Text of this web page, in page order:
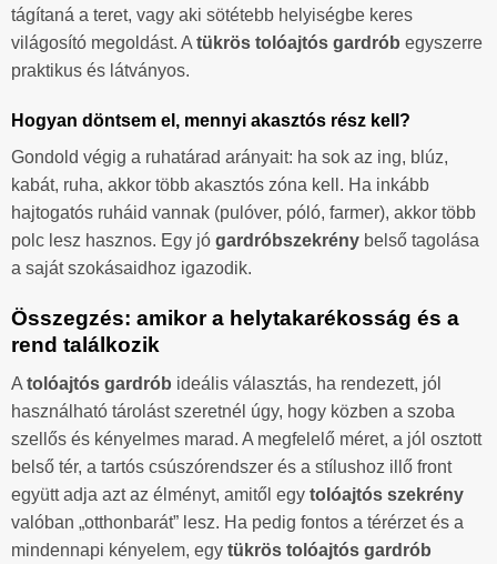
tágítaná a teret, vagy aki sötétebb helyiségbe keres
világosító megoldást. A tükrös tolóajtós gardrób egyszerre
praktikus és látványos.
Hogyan döntsem el, mennyi akasztós rész kell?
Gondold végig a ruhatárad arányait: ha sok az ing, blúz,
kabát, ruha, akkor több akasztós zóna kell. Ha inkább
hajtogatós ruháid vannak (pulóver, póló, farmer), akkor több
polc lesz hasznos. Egy jó gardróbszekrény belső tagolása
a saját szokásaidhoz igazodik.
Összegzés: amikor a helytakarékosság és a
rend találkozik
A tolóajtós gardrób ideális választás, ha rendezett, jól
használható tárolást szeretnél úgy, hogy közben a szoba
szellős és kényelmes marad. A megfelelő méret, a jól osztott
belső tér, a tartós csúszórendszer és a stílushoz illő front
együtt adja azt az élményt, amitől egy tolóajtós szekrény
valóban „otthonbarát” lesz. Ha pedig fontos a térérzet és a
mindennapi kényelem, egy tükrös tolóajtós gardrób